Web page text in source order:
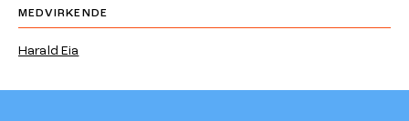
MEDVIRKENDE
Harald Eia